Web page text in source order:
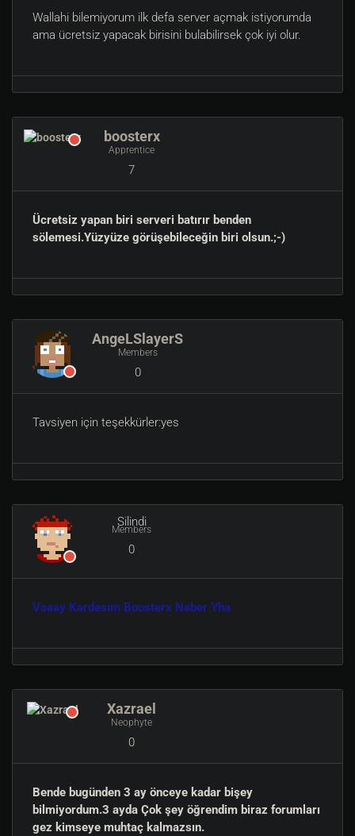
Wallahi bilemiyorum ilk defa server açmak istiyorumda
ama ücretsiz yapacak birisini bulabilirsek çok iyi olur.
boosterx
Apprentice
7
Ücretsiz yapan biri serveri batırır benden
sölemesi.Yüzyüze görüşebileceğin biri olsun.;-)
AngeLSlayerS
Members
0
Tavsiyen için teşekkürler:yes
Silindi
Members
0
Vaaay Kardesım Boosterx Naber Yha
Xazrael
Neophyte
0
Bende bugünden 3 ay önceye kadar bişey
bilmiyordum.3 ayda Çok şey öğrendim biraz forumları
gez kimseye muhtaç kalmazsın.